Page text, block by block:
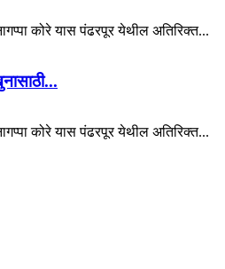
कोरे यास पंढरपूर येथील अतिरिक्त...
कोरे यास पंढरपूर येथील अतिरिक्त...